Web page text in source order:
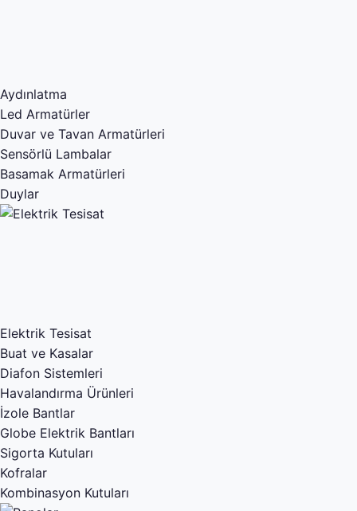
Aydınlatma
Led Armatürler
Duvar ve Tavan Armatürleri
Sensörlü Lambalar
Basamak Armatürleri
Duylar
Elektrik Tesisat
Buat ve Kasalar
Diafon Sistemleri
Havalandırma Ürünleri
İzole Bantlar
Globe Elektrik Bantları
Sigorta Kutuları
Kofralar
Kombinasyon Kutuları